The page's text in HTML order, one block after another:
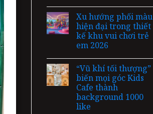
Xu hướng phối màu
hiện đại trong thiết
kế khu vui chơi trẻ
em 2026
“Vũ khí tối thượng”
biến mọi góc Kids
Cafe thành
background 1000
like